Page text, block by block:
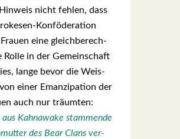
nicht feh­len, dass
Kon­fö­de­ra­ti­on
eine gleich­be­rech­
Rol­le in der Gemein­schaft
lan­ge bevor die Weis­
einer Eman­zi­pa­ti­on der
auch nur träum­ten:
aus Kahn­awa­ke stam­men­de
des Bear Clans ver­